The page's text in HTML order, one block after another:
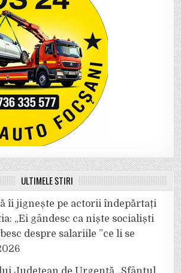
ULTIMELE ȘTIRI
îi jignește pe actorii îndepărtați
„Ei gândesc ca niște socialiști
despre salariile ”ce li se